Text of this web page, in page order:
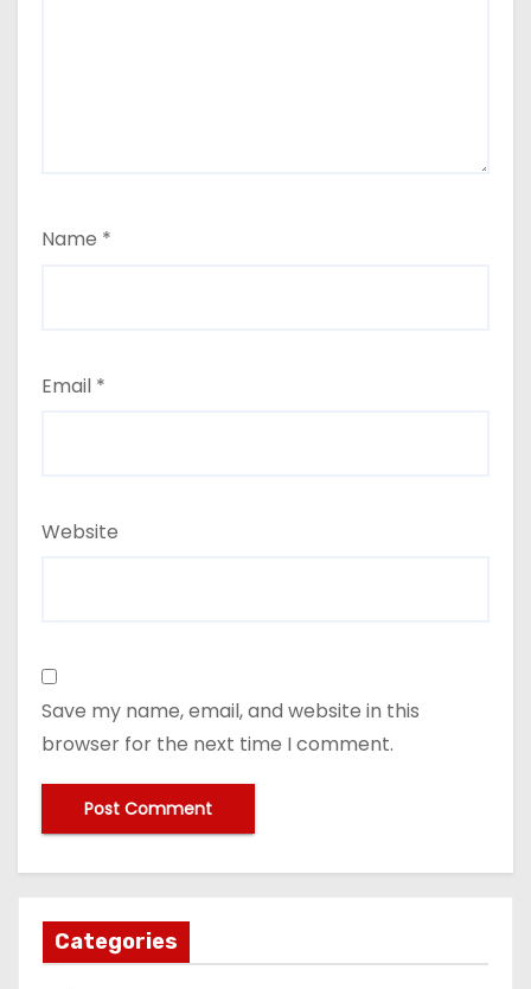
Name *
Email *
Website
Save my name, email, and website in this
browser for the next time I comment.
Categories